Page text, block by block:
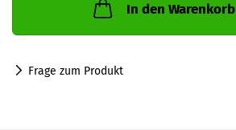
In den Warenkorb
Frage zum Produkt